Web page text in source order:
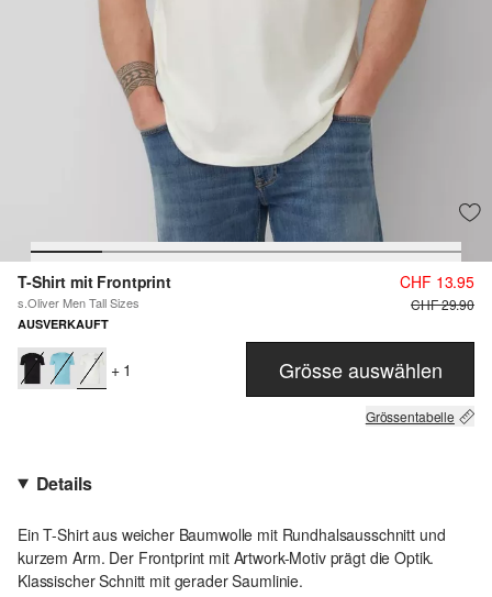
T-Shirt mit Frontprint
s.Oliver Men Tall Sizes
CHF 13.95
CHF 29.90
AUSVERKAUFT
+ 1 Grösse auswählen
Grössentabelle
Details
Ein T-Shirt aus weicher Baumwolle mit Rundhalsausschnitt und
kurzem Arm. Der Frontprint mit Artwork-Motiv prägt die Optik.
Klassischer Schnitt mit gerader Saumlinie.